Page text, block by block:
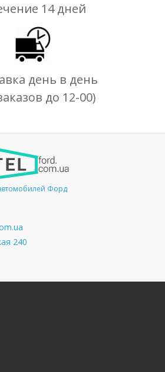
14 дней
день в день
до 12-00)
Форд
240